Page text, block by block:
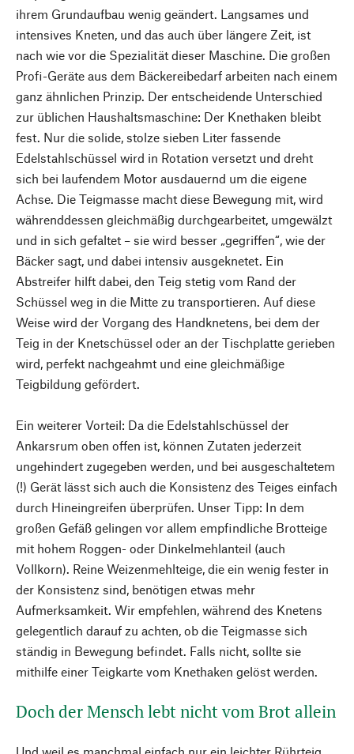
ihrem Grundaufbau wenig geändert. Langsames und
intensives Kneten, und das auch über längere Zeit, ist
nach wie vor die Spezialität dieser Maschine. Die großen
Profi-Geräte aus dem Bäckereibedarf arbeiten nach einem
ganz ähnlichen Prinzip. Der entscheidende Unterschied
zur üblichen Haushaltsmaschine: Der Knethaken bleibt
fest. Nur die solide, stolze sieben Liter fassende
Edelstahlschüssel wird in Rotation versetzt und dreht
sich bei laufendem Motor ausdauernd um die eigene
Achse. Die Teigmasse macht diese Bewegung mit, wird
währenddessen gleichmäßig durchgearbeitet, umgewälzt
und in sich gefaltet – sie wird besser „gegriffen“, wie der
Bäcker sagt, und dabei intensiv ausgeknetet. Ein
Abstreifer hilft dabei, den Teig stetig vom Rand der
Schüssel weg in die Mitte zu transportieren. Auf diese
Weise wird der Vorgang des Handknetens, bei dem der
Teig in der Knetschüssel oder an der Tischplatte gerieben
wird, perfekt nachgeahmt und eine gleichmäßige
Teigbildung gefördert.
Ein weiterer Vorteil: Da die Edelstahlschüssel der
Ankarsrum oben offen ist, können Zutaten jederzeit
ungehindert zugegeben werden, und bei ausgeschaltetem
(!) Gerät lässt sich auch die Konsistenz des Teiges einfach
durch Hineingreifen überprüfen. Unser Tipp: In dem
großen Gefäß gelingen vor allem empfindliche Brotteige
mit hohem Roggen- oder Dinkelmehlanteil (auch
Vollkorn). Reine Weizenmehlteige, die ein wenig fester in
der Konsistenz sind, benötigen etwas mehr
Aufmerksamkeit. Wir empfehlen, während des Knetens
gelegentlich darauf zu achten, ob die Teigmasse sich
ständig in Bewegung befindet. Falls nicht, sollte sie
mithilfe einer Teigkarte vom Knethaken gelöst werden.
Doch der Mensch lebt nicht vom Brot allein